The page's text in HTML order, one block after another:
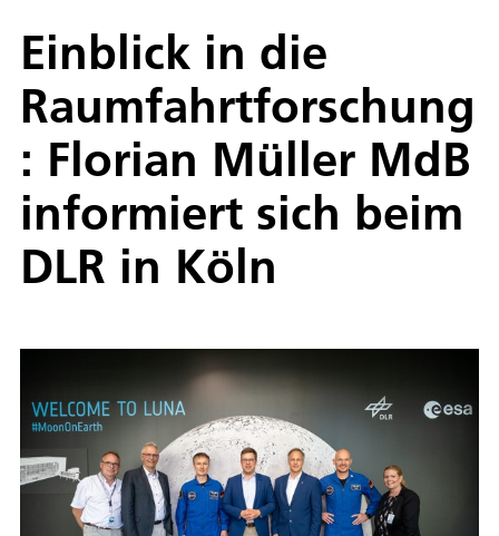
Einblick in die
Raumfahrtforschung
: Florian Müller MdB
informiert sich beim
DLR in Köln